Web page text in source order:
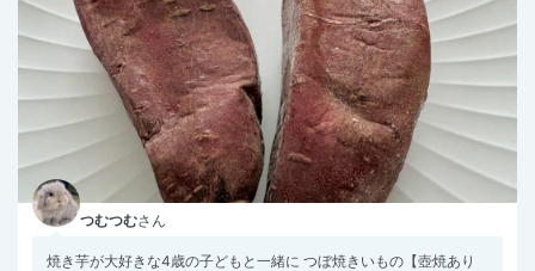
つむつむさん
焼き芋が大好きな4歳の子どもと一緒に つぼ焼きいもの【壺焼あり